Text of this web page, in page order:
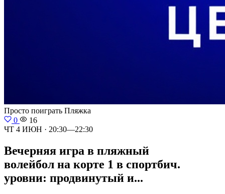
Просто поиграть Пляжка
0
16
ЧТ 4 ИЮН · 20:30—22:30
Вечерняя игра в пляжный
волейбол на корте 1 в спортбич.
уровни: продвинутый и...